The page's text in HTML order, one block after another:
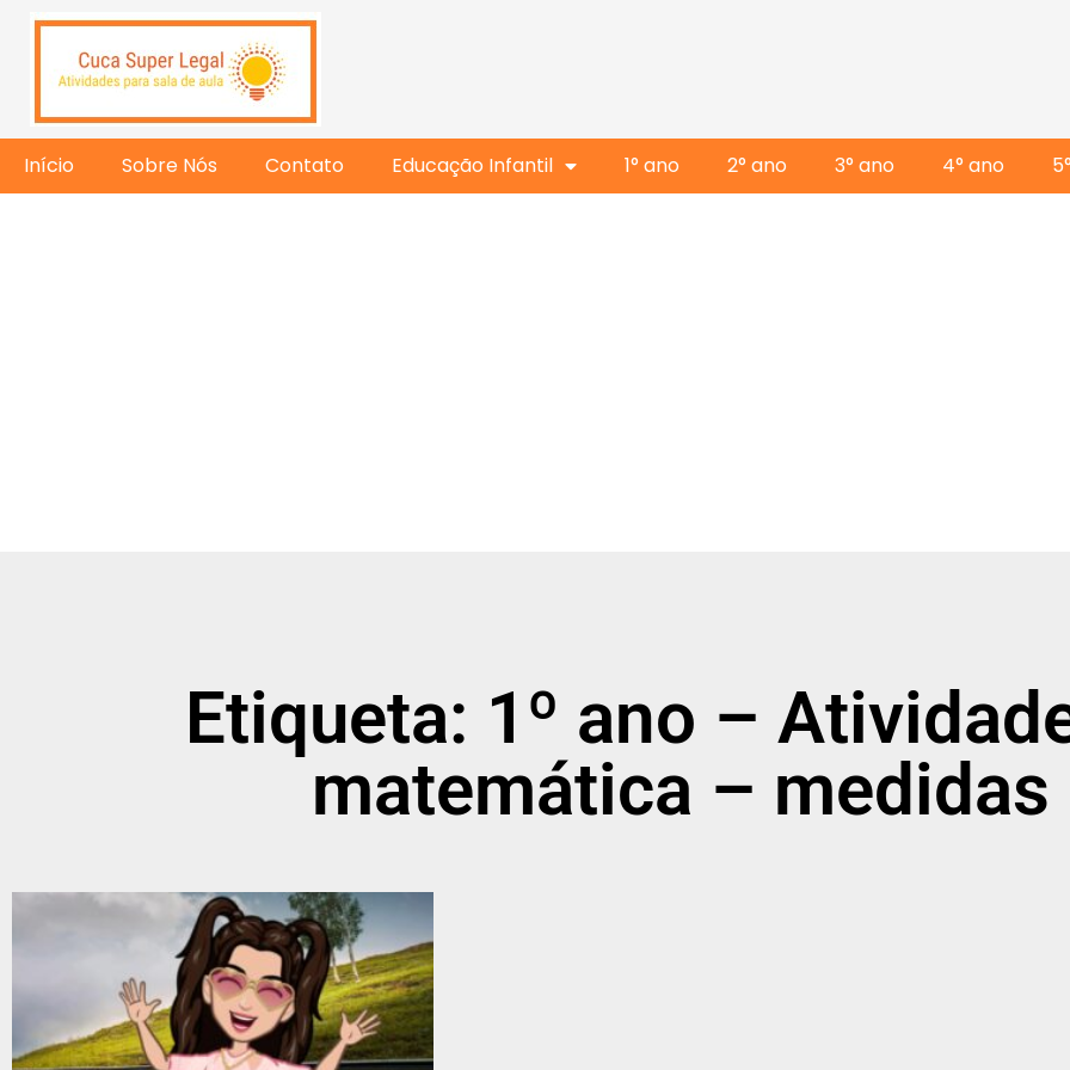
Início Sobre Nós Contato Educação Infantil 1° ano 2° ano 3° ano 4° ano
Etiqueta: 1º ano –
matemática – medidas